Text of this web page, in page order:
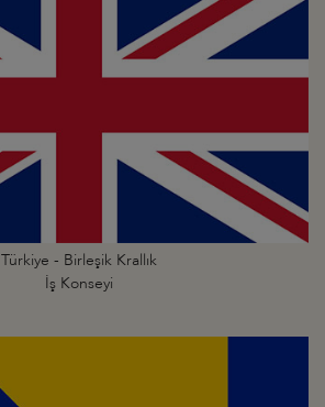
Türkiye - Birleşik Krallık
İş Konseyi